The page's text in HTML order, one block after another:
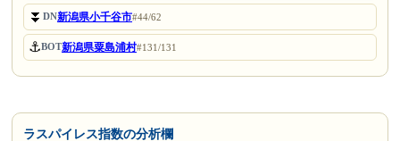
⏬DN新潟県小千谷市#44/62
⚓BOT新潟県粟島浦村#131/131
ラスパイレス指数の分析欄